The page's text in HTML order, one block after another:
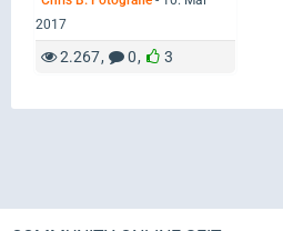
2017
2.267 0 3